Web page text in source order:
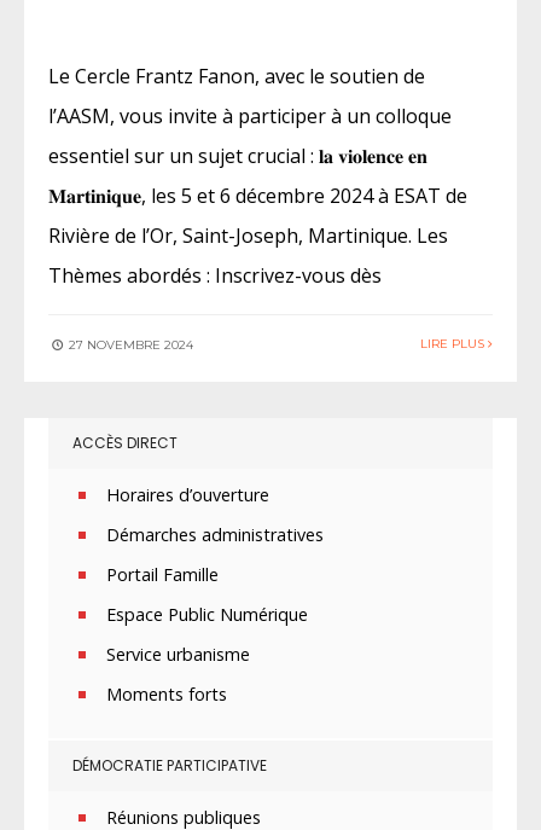
Le Cercle Frantz Fanon, avec le soutien de
l’AASM, vous invite à participer à un colloque
essentiel sur un sujet crucial : 𝐥𝐚 𝐯𝐢𝐨𝐥𝐞𝐧𝐜𝐞 𝐞𝐧
𝐌𝐚𝐫𝐭𝐢𝐧𝐢𝐪𝐮𝐞, les 5 et 6 décembre 2024 à ESAT de
Rivière de l’Or, Saint-Joseph, Martinique. Les
Thèmes abordés : Inscrivez-vous dès
27 NOVEMBRE 2024 LIRE PLUS
ACCÈS DIRECT
Horaires d’ouverture
Démarches administratives
Portail Famille
Espace Public Numérique
Service urbanisme
Moments forts
DÉMOCRATIE PARTICIPATIVE
Réunions publiques